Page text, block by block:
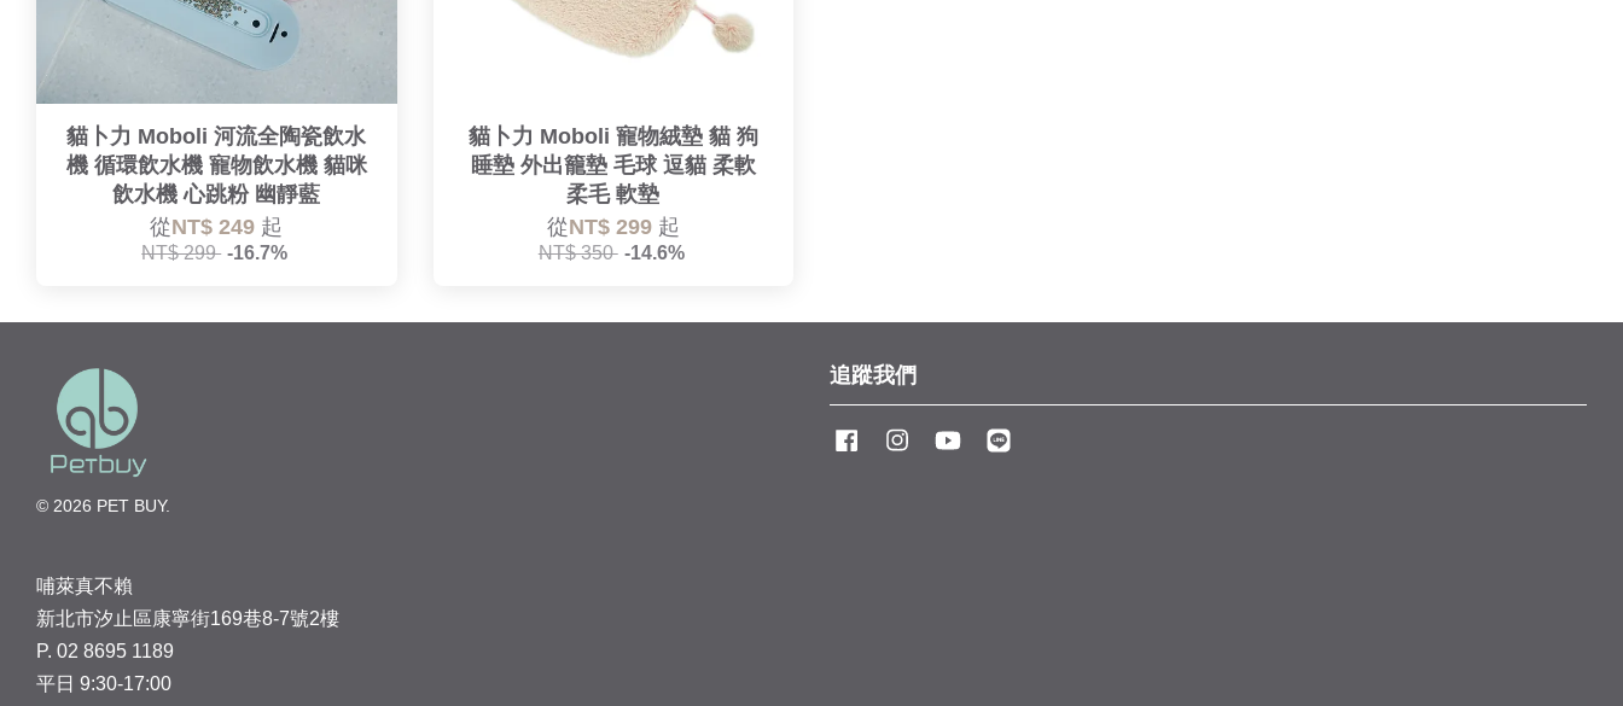
貓卜力 Moboli 河流全陶瓷飲水
機 循環飲水機 寵物飲水機 貓咪
飲水機 心跳粉 幽靜藍
從NT$ 249 起
NT$ 299 -16.7%
貓卜力 Moboli 寵物絨墊 貓 狗
睡墊 外出籠墊 毛球 逗貓 柔軟
柔毛 軟墊
從NT$ 299 起
NT$ 350 -14.6%
© 2026 PET BUY.
追蹤我們
FacebookInstagramYouTube
哺萊真不賴
新北市汐止區康寧街169巷8-7號2樓
P. 02 8695 1189
平日 9:30-17:00